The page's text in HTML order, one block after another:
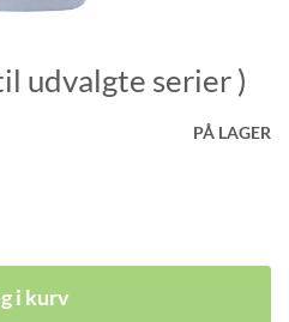
udvalgte serier )
PÅ LAGER
i kurv